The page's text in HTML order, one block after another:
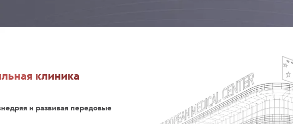
клиника
и развивая передовые